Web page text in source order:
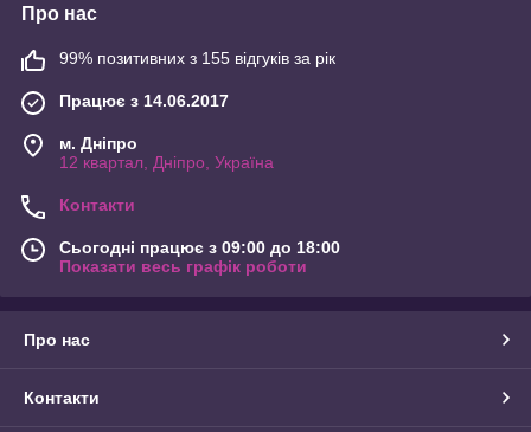
Про нас
99% позитивних з 155 відгуків за рік
Працює з 14.06.2017
м. Дніпро
12 квартал, Дніпро, Україна
Контакти
Сьогодні працює з 09:00 до 18:00
Показати весь графік роботи
Про нас
Контакти